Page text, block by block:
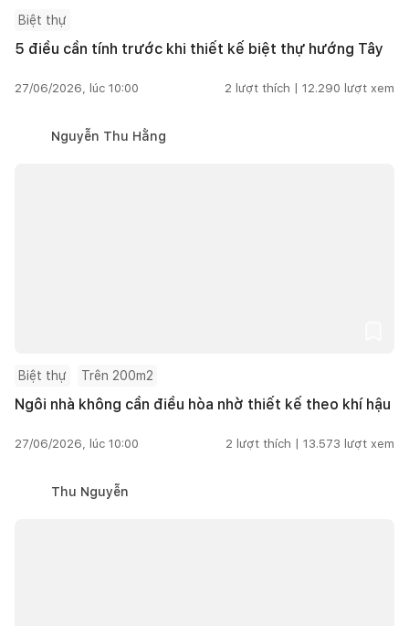
Biệt thự
5 điều cần tính trước khi thiết kế biệt thự hướng Tây
27/06/2026, lúc 10:00 2 lượt thích | 12.290 lượt xem
Nguyễn Thu Hằng
Biệt thự Trên 200m2
Ngôi nhà không cần điều hòa nhờ thiết kế theo khí hậu
27/06/2026, lúc 10:00 2 lượt thích | 13.573 lượt xem
Thu Nguyễn